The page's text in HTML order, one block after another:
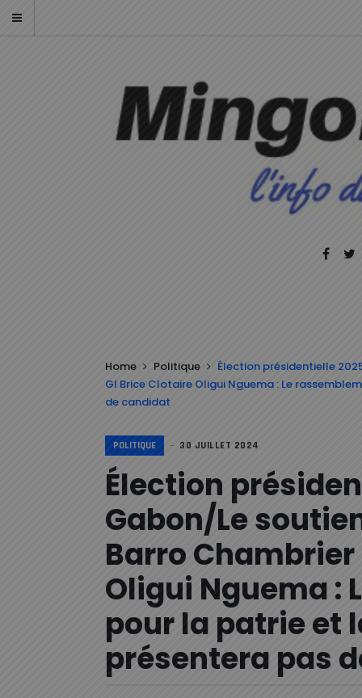
Home Politique
Élection présidentielle
Gl Brice Clotaire Oligui Nguema : Le
de candidat
POLITIQUE 30 JUILLET 2024
Élection
Gabon/Le
Barro
Oligui Nguema :
pour la patrie et
présentera pas